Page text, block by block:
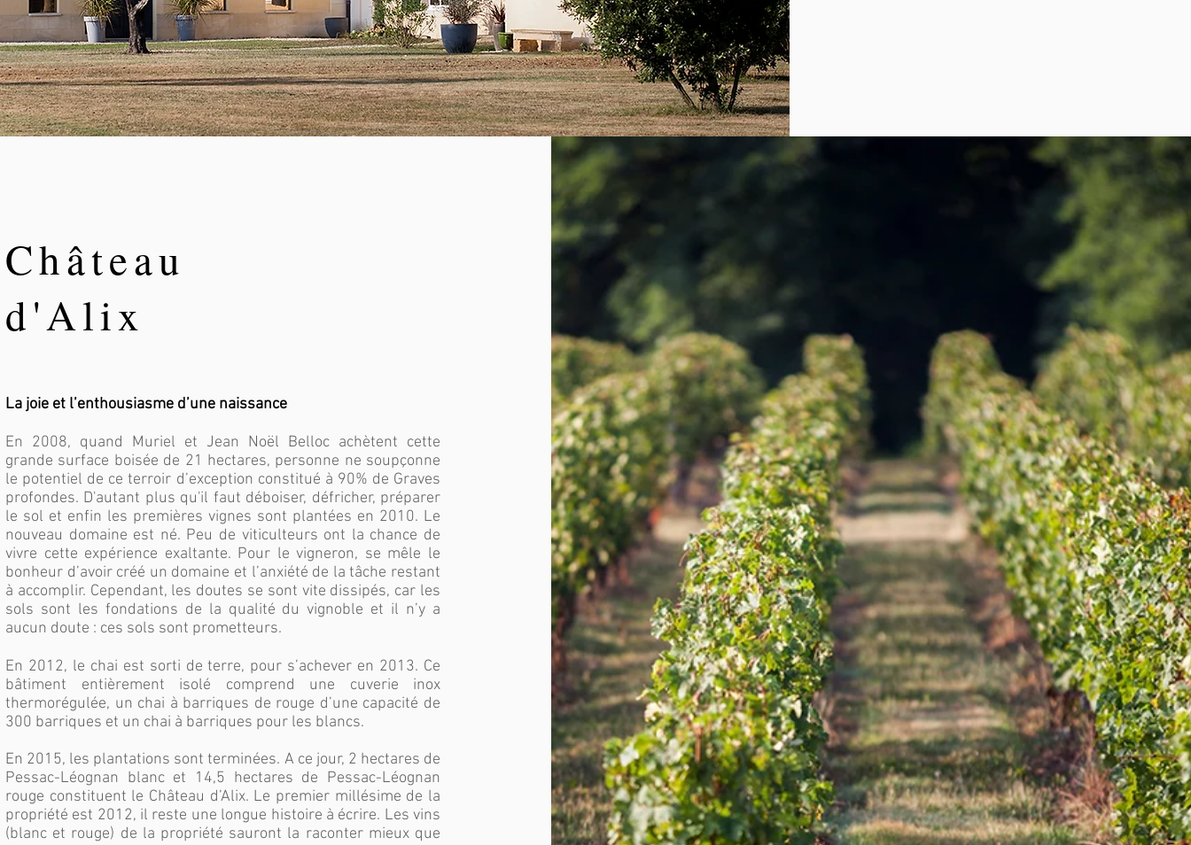
Château
d'Alix
La joie et l’enthousiasme d’une naissance
En 2008, quand Muriel et Jean Noël Belloc achètent cette
grande surface boisée de 21 hectares, personne ne soupçonne
le potentiel de ce terroir d’exception constitué à 90% de Graves
profondes. D'autant plus qu'il faut déboiser, défricher, préparer
le sol et enfin les premières vignes sont plantées en 2010. Le
nouveau domaine est né. Peu de viticulteurs ont la chance de
vivre cette expérience exaltante. Pour le vigneron, se mêle le
bonheur d’avoir créé un domaine et l’anxiété de la tâche restant
à accomplir. Cependant, les doutes se sont vite dissipés, car les
sols sont les fondations de la qualité du vignoble et il n’y a
aucun doute : ces sols sont prometteurs.
En 2012, le chai est sorti de terre, pour s’achever en 2013. Ce
bâtiment entièrement isolé comprend une cuverie inox
thermorégulée, un chai à barriques de rouge d’une capacité de
300 barriques et un chai à barriques pour les blancs.
En 2015, les plantations sont terminées. A ce jour, 2 hectares de
Pessac-Léognan blanc et 14,5 hectares de Pessac-Léognan
rouge constituent le Château d’Alix. Le premier millésime de la
propriété est 2012, il reste une longue histoire à écrire. Les vins
(blanc et rouge) de la propriété sauront la raconter mieux que